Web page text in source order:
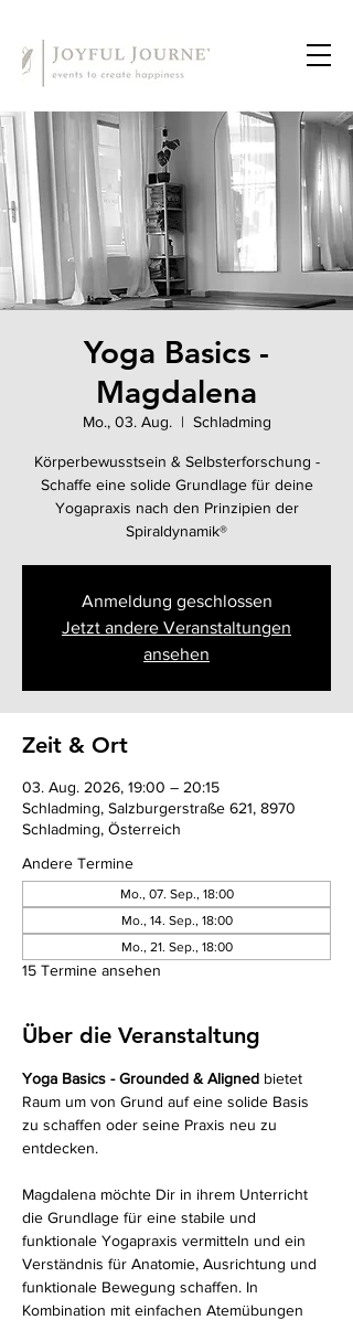
Yoga Basics -
Magdalena
Mo., 03. Aug.
  |
Schladming
Körperbewusstsein & Selbsterforschung -
Schaffe eine solide Grundlage für deine
Yogapraxis nach den Prinzipien der
Spiraldynamik®
Anmeldung geschlossen
Jetzt andere Veranstaltungen
ansehen
Zeit & Ort
03. Aug. 2026, 19:00 – 20:15
Schladming, Salzburgerstraße 621, 8970
Schladming, Österreich
Andere Termine
Mo., 07. Sep., 18:00
Mo., 14. Sep., 18:00
Mo., 21. Sep., 18:00
15 Termine ansehen
Über die Veranstaltung
Yoga Basics - Grounded & Aligned bietet
Raum um von Grund auf eine solide Basis
zu schaffen oder seine Praxis neu zu
entdecken.
Magdalena möchte Dir in ihrem Unterricht
die Grundlage für eine stabile und
funktionale Yogapraxis vermitteln und ein
Verständnis für Anatomie, Ausrichtung und
funktionale Bewegung schaffen. In
Kombination mit einfachen Atemübungen